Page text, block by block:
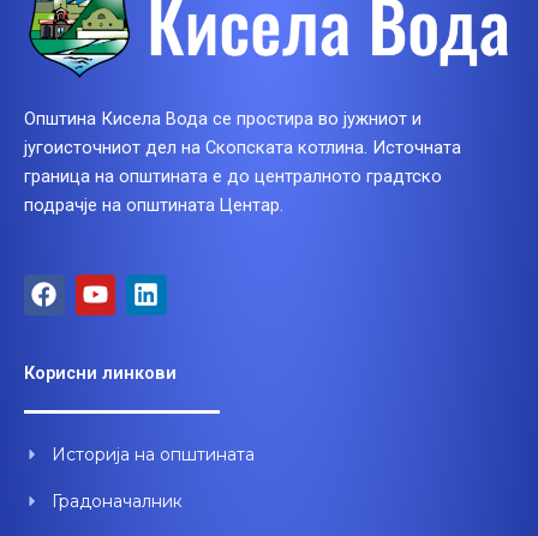
Општина Кисела Вода се простира во јужниот и
југоисточниот дел на Скопската котлина. Источната
граница на општината е до централното градтско
подрачје на општината Центар.
F
a
b
o
k
Y
o
u
b
L
i
e
d
n
Корисни линкови
Историја на општината
Градоначалник